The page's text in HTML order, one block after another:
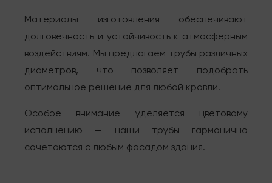
Материалы изготовления обеспечивают
долговечность и устойчивость к атмосферным
воздействиям. Мы предлагаем трубы различных
диаметров, что позволяет подобрать
оптимальное решение для любой кровли.
Особое внимание уделяется цветовому
исполнению — наши трубы гармонично
сочетаются с любым фасадом здания.